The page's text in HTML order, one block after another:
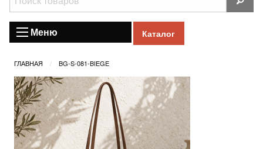
Меню Каталог
ГЛАВНАЯ BG-S-081-BIEGE